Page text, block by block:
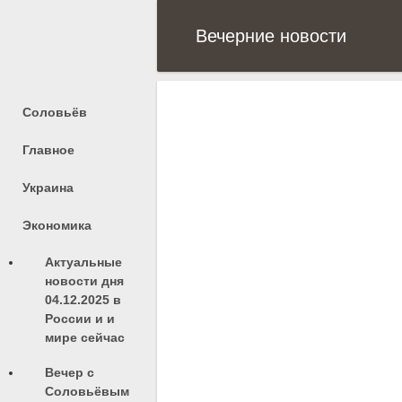
Вечерние новости
Соловьёв
Главное
Украина
Экономика
Актуальные
новости дня
04.12.2025 в
России и и
мире сейчас
Вечер с
Соловьёвым